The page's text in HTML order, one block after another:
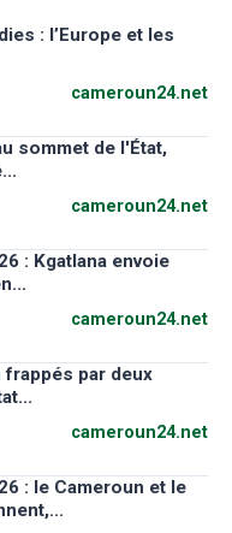
: l’Europe et les
cameroun24.net
sommet de l'État,
cameroun24.net
: Kgatlana envoie
cameroun24.net
frappés par deux
cameroun24.net
: le Cameroun et le